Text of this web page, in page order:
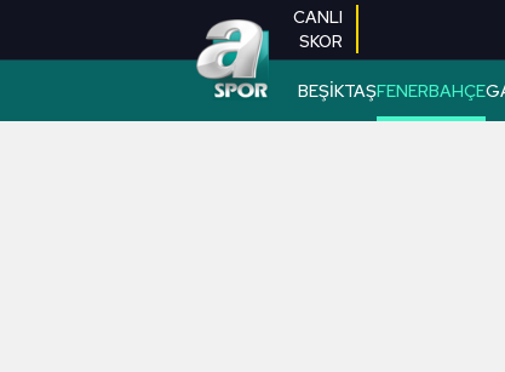
CANLI
SKOR
BEŞİKTAŞFENERBAHÇE